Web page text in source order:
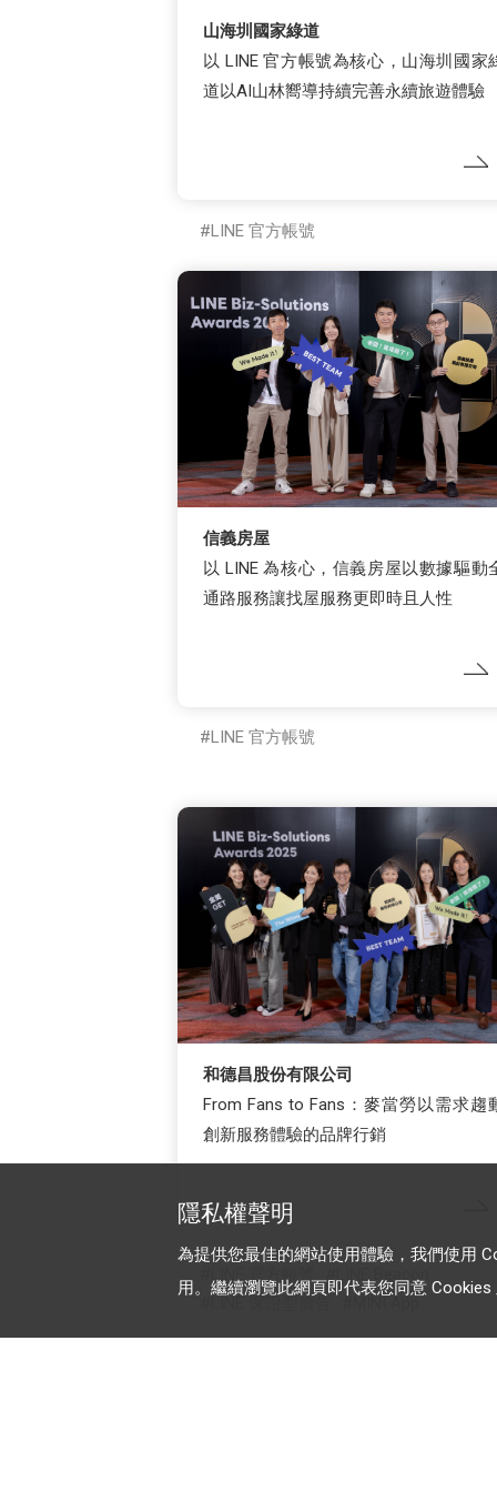
山海圳國家綠道
以 LINE 官方帳號為核心，山海圳國家
道以AI山林嚮導持續完善永續旅遊體驗
LINE 官方帳號
信義房屋
以 LINE 為核心，信義房屋以數據驅動
通路服務讓找屋服務更即時且人性
LINE 官方帳號
和德昌股份有限公司
From Fans to Fans：麥當勞以需求趨
創新服務體驗的品牌行銷
LINE 官方帳號
LINE Beacon
LINE 保證型廣告
隱私權聲明
為提供您最佳的網站使用體驗，我們使用
用。繼續瀏覽此網頁即代表您同意